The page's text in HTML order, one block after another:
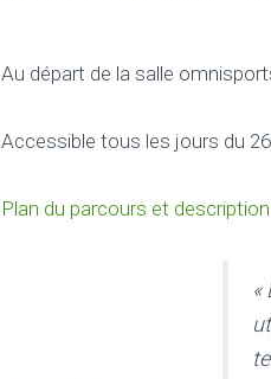
Au départ de la salle
Accessible tous les jours du
Plan du parcours et
«